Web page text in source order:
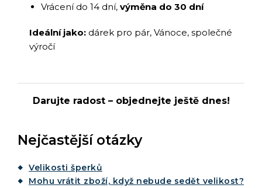
Vrácení do 14 dní, výměna do 30 dní
Ideální jako: dárek pro pár, Vánoce, společné
výročí
Darujte radost – objednejte ještě dnes!
Nejčastější otázky
Velikosti šperků
Mohu vrátit zboží, když nebude sedět velikost?